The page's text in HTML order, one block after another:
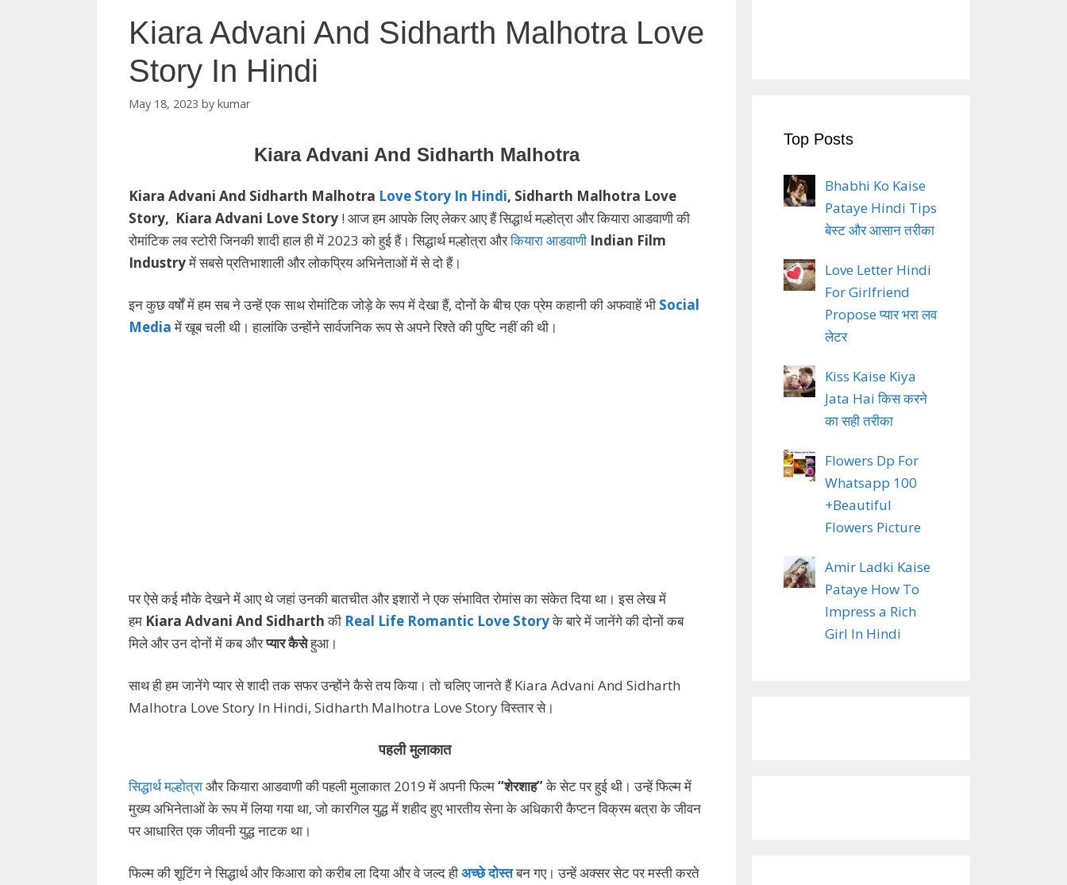
Kiara Advani And Sidharth Malhotra Love
Story In Hindi
May 18, 2023 by kumar
Kiara Advani And Sidharth Malhotra
Kiara Advani And Sidharth Malhotra Love Story In Hindi, Sidharth Malhotra Love
Story, Kiara Advani Love Story ! आज हम आपके लिए लेकर आए हैं सिद्धार्थ मल्होत्रा और कियारा आडवाणी की
रोमांटिक लव स्टोरी जिनकी शादी हाल ही में 2023 को हुई हैं। सिद्धार्थ मल्होत्रा औरकियारा आडवाणी Indian Film
Industryमें सबसे प्रतिभाशाली और लोकप्रिय अभिनेताओं में से दो हैं।
इन कुछ वर्षों में हम सब ने उन्हें एक साथ रोमांटिक जोड़े के रूप में देखा हैं, दोनों के बीच एक प्रेम कहानी की अफवाहें भी Social
Mediaमें खूब चली थी। हालांकि उन्होंने सार्वजनिक रूप से अपने रिश्ते की पुष्टि नहीं की थी।
पर ऐसे कई मौके देखने में आए थे जहां उनकी बातचीत और इशारों ने एक संभावित रोमांस का संकेत दिया था। इस लेख में
हम Kiara Advani And Sidharthकी Real Life Romantic Love Storyके बारे में जानेंगे की दोनों कब
मिले और उन दोनों में कब औरप्यार कैसेहुआ।
साथ ही हम जानेंगे प्यार से शादी तक सफर उन्होंने कैसे तय किया। तो चलिए जानते हैं Kiara Advani And Sidharth
Malhotra Love Story In Hindi, Sidharth Malhotra Love Story विस्तार से।
पहली मुलाकात
सिद्धार्थ मल्होत्राऔर कियारा आडवाणी की पहली मुलाकात 2019 में अपनी फिल्म“शेरशाह”के सेट पर हुई थी। उन्हें फिल्म में
मुख्य अभिनेताओं के रूप में लिया गया था, जो कारगिल युद्ध में शहीद हुए भारतीय सेना के अधिकारी कैप्टन विक्रम बत्रा के जीवन
पर आधारित एक जीवनी युद्ध नाटक था।
फिल्म की शूटिंग ने सिद्धार्थ और किआरा को करीब ला दिया और वे जल्द हीअच्छे दोस्तबन गए। उन्हें अक्सर सेट पर मस्ती करते
Top Posts
Bhabhi Ko Kaise
Pataye Hindi Tips
बेस्ट और आसान तरीका
Love Letter Hindi
For Girlfriend
Propose प्यार भरा लव
लेटर
Kiss Kaise Kiya
Jata Hai किस करने
का सही तरीका
Flowers Dp For
Whatsapp 100
+Beautiful
Flowers Picture
Amir Ladki Kaise
Pataye How To
Impress a Rich
Girl In Hindi